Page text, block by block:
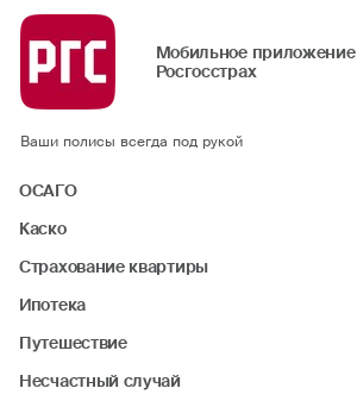
Мобильное приложение
Росгосстрах
Ваши полисы всегда под рукой
ОСАГО
Каско
Страхование квартиры
Ипотека
Путешествие
Несчастный случай